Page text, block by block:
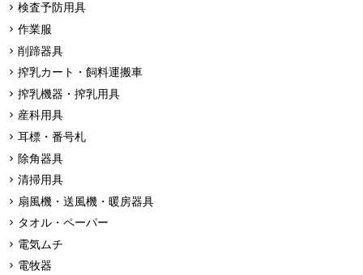
検査予防用具
作業服
削蹄器具
搾乳カート・飼料運搬車
搾乳機器・搾乳用具
産科用具
耳標・番号札
除角器具
清掃用具
扇風機・送風機・暖房器具
タオル・ペーパー
電気ムチ
電牧器